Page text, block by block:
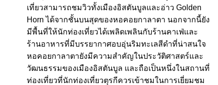
เที่ยวสามารถชมวิวทั้งเมืองอิสตันบูลและอ่าว Golden
Horn ได้จากชั้นบนสุดของหอคอยกาลาตา นอกจากนี้ยัง
มีพื้นที่ให้นักท่องเที่ยวได้เพลิดเพลินกับร้านคาเฟ่และ
ร้านอาหารที่มีบรรยากาศอบอุ่นริมทะเลสีดำที่น่าสนใจ
หอคอยกาลาตายังมีความสำคัญในประวัติศาสตร์และ
วัฒนธรรมของเมืองอิสตันบูล และถือเป็นหนึ่งในสถานที่
ท่องเที่ยวที่นักท่องเที่ยวตุรกีควรเข้าชมในการเยี่ยมชม